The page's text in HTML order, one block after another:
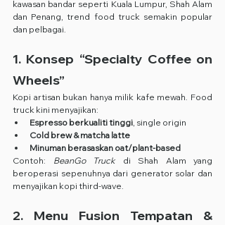
kawasan bandar seperti Kuala Lumpur, Shah Alam
dan Penang, trend food truck semakin popular
dan pelbagai.
1. Konsep “Specialty Coffee on
Wheels”
Kopi artisan bukan hanya milik kafe mewah. Food
truck kini menyajikan:
Espresso berkualiti tinggi, single origin
Cold brew & matcha latte
Minuman berasaskan oat/plant-based
Contoh: BeanGo Truck di Shah Alam yang
beroperasi sepenuhnya dari generator solar dan
menyajikan kopi third-wave.
2. Menu Fusion Tempatan &